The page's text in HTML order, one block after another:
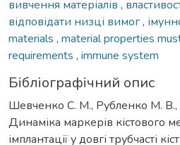
вивчення матеріалів ,
відповідати низці вимог,
materials , material properties
requirements , immune system
Бібліографічний опис
Шевченко С. М., Рубленко М. В.,
Динаміка маркерів кістового
імплантації у довгі трубчасті